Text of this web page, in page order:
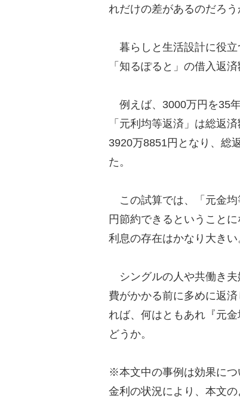
れだけの差があるのだろう
暮らしと生活設計に役立
「知るぽると」の借入返
例えば、3000万円を35
「元利均等返済」は総返
3920万8851円となり、総
た。
この試算では、「元金均
円節約できるということ
利息の存在はかなり大きい
シングルの人や共働き夫
費がかかる前に多めに返
れば、何はともあれ『元
どうか。
※本文中の事例は効果につ
金利の状況により、本文の